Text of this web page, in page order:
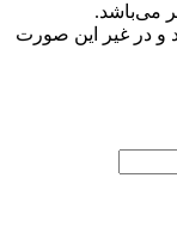
می‌باشد.
و در غیر این صورت